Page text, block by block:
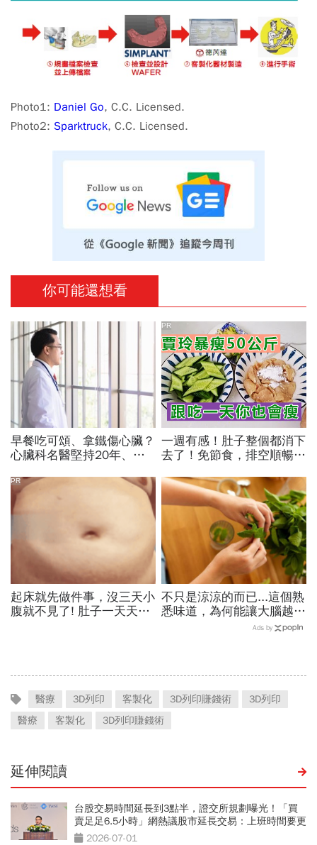
Photo1: Daniel Go, C.C. Licensed.
Photo2: Sparktruck, C.C. Licensed.
你可能還想看
早餐吃可頌、拿鐵傷心臟？
心臟科名醫堅持20年、早
喝咖啡前先喝「這1杯」更
護心
一週有感！肚子整個都消下
去了！免節食，排空順暢就
PR
起床就先做件事，沒三天小
腹就不見了! 肚子一天天變
PR
不只是涼涼的而已...這個熟
悉味道，為何能讓大腦越聞
越靈光？醫師：每天幾分
Ads by
醫療 3D列印 客製化 3D列印賺錢術
3D列印
醫療
客製化 3D列印賺錢術
延伸閱讀
台股交易時間延長到3點半，證交所規劃曝光！「買
賣足足6.5小時」網熱議股市延長交易：上班時間要更
短了2026-07-01